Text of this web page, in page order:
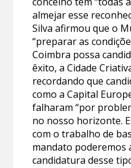
almejar esse
Silva afirmou que o
“preparar as
Coimbra possa
êxito, a Cidade
recordando que
como a Capital
falharam “por
no nosso horizonte.
com o trabalho de
mandato poderemos
candidatura desse